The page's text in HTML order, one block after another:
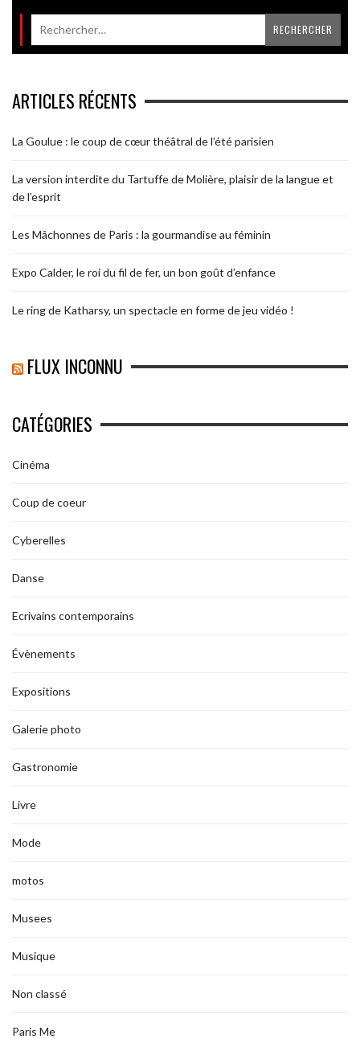
ARTICLES RÉCENTS
La Goulue : le coup de cœur théâtral de l’été parisien
La version interdite du Tartuffe de Molière, plaisir de la langue et
de l’esprit
Les Mâchonnes de Paris : la gourmandise au féminin
Expo Calder, le roi du fil de fer, un bon goût d’enfance
Le ring de Katharsy, un spectacle en forme de jeu vidéo !
FLUX INCONNU
CATÉGORIES
Cinéma
Coup de coeur
Cyberelles
Danse
Ecrivains contemporains
Évènements
Expositions
Galerie photo
Gastronomie
Livre
Mode
motos
Musees
Musique
Non classé
Paris Me